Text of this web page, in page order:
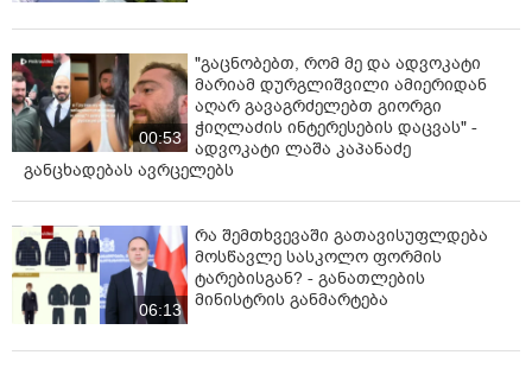
00:53
"გაცნობებთ, რომ მე და ადვოკატი
მარიამ დურგლიშვილი ამიერიდან
აღარ გავაგრძელებთ გიორგი
ჭიღლაძის ინტერესების დაცვას" -
ადვოკატი ლაშა კაპანაძე
განცხადებას ავრცელებს
06:13
რა შემთხვევაში გათავისუფლდება
მოსწავლე სასკოლო ფორმის
ტარებისგან? - განათლების
მინისტრის განმარტება